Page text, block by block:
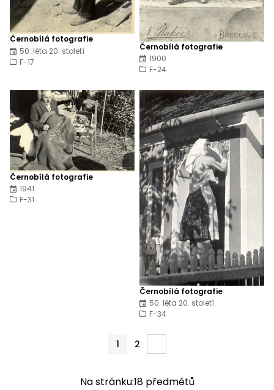
Černobílá fotografie
50. léta 20. století
F-17
Černobílá fotografie
1900
F-24
Černobílá fotografie
1941
F-31
Černobílá fotografie
50. léta 20. století
F-34
1 2
Na stránku:18 předmětů